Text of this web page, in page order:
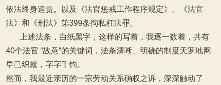
依法终身追责。以及《法官惩戒工作程序规定》、《法官
法》和《刑法》第399条徇私枉法罪。
上述法条，白纸黑字，这样的写着，我逐一数着，共有
40个法官 “故意“的关键词，法条清晰、明确的制度天罗地网
早已织就，字字千钧。
然而，我最近亲历的一宗劳动关系确权之诉，深深触动了